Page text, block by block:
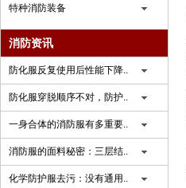
特种消防装备
消防资讯
防化服反复使用后性能下降..
防化服穿脱顺序不对，防护..
一身合体的消防服有多重要..
消防服的面料秘密：三层结..
化学防护服去污：没有通用..